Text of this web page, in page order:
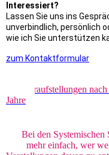
Interessiert?
Lassen Sie uns ins
unverbindlich, persönlich
wie ich Sie unterstützen
zum Kontaktformular
Strukturaufstellungen
Jahre
Bei den
mehr einfach, wer